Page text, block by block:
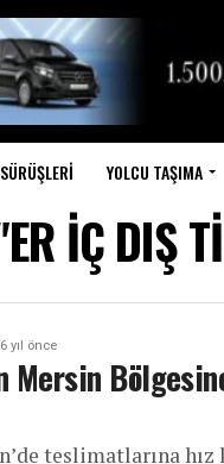
YOLCU TAŞIMA
İÇ DIŞ
6 yıl önce
Mersin
teslimatlarına hız